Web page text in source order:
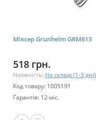
Міксер Grunhelm GRM613
518 грн.
Наявність: На складі (1-3 дні)
Код товару: 1005191
Гарантія: 12 міс.